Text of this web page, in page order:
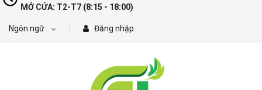
MỞ CỬA: T2-T7 (8:15 - 18:00)
Ngôn ngữ Đăng nhập